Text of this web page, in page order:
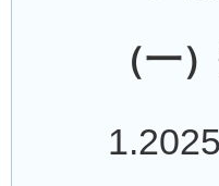
（一）
1.2025